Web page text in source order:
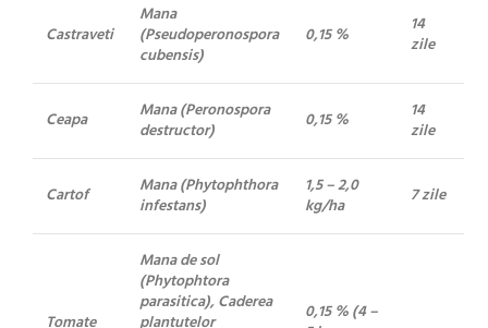
Castraveti
Mana
(Pseudoperonospora
cubensis)
0,15 %
14
zile
Ceapa
Mana (Peronospora
destructor)
0,15 %
14
zile
Cartof
Mana (Phytophthora
infestans)
1,5 – 2,0
kg/ha
7 zile
Tomate
Mana de sol
(Phytophtora
parasitica), Caderea
plantutelor
0,15 % (4 –